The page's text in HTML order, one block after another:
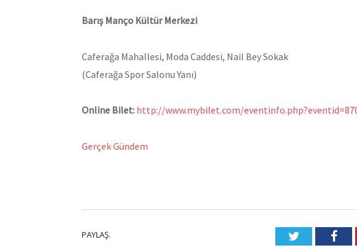
Barış Manço Kültür Merkezi
Caferağa Mahallesi, Moda Caddesi, Nail Bey Sokak
(Caferağa Spor Salonu Yanı)
Online Bilet: http://www.mybilet.com/
Gerçek Gündem
PAYLAŞ. Twitter